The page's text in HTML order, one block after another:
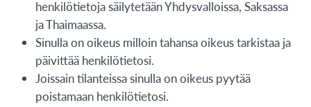
henkilötietoja säilytetään Yhdysvalloissa, Saksassa
ja Thaimaassa.
Sinulla on oikeus milloin tahansa oikeus tarkistaa ja
päivittää henkilötietosi.
Joissain tilanteissa sinulla on oikeus pyytää
poistamaan henkilötietosi.